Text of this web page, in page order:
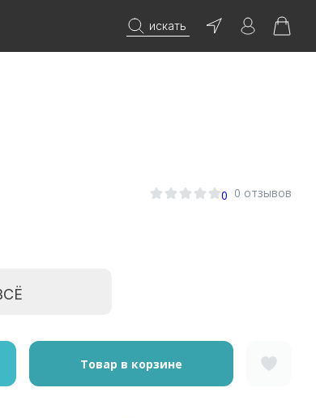
искать
0 0 отзывов
Товар в корзине